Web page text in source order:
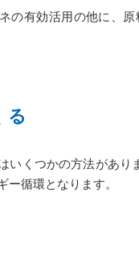
の有効活用の他に、
る
いくつかの方法があ
ー循環となります。